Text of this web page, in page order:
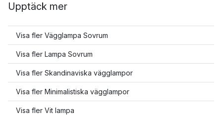
Upptäck mer
Visa fler Vägglampa Sovrum
Visa fler Lampa Sovrum
Visa fler Skandinaviska vägglampor
Visa fler Minimalistiska vägglampor
Visa fler Vit lampa